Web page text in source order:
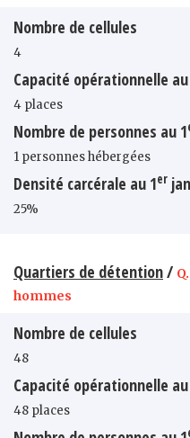
Nombre de cellules
4
Capacité opérationnelle au
4 places
Nombre de personnes au 1
1 personnes hébergées
Densité carcérale au 1er
25%
Quartiers de détention/
hommes
Nombre de cellules
48
Capacité opérationnelle au
48 places